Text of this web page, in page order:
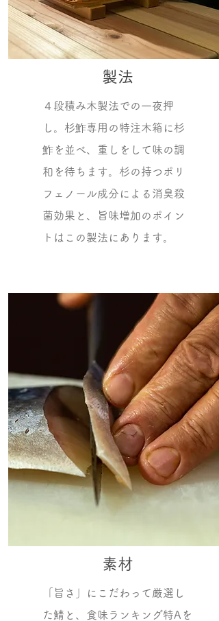
​製法
４段積み木製法での一夜押
し。杉鮓専用の特注木箱に杉
鮓を並べ、重しをして味の調
和を待ちます。杉の持つポリ
フェノール成分による消臭殺
菌効果と、旨味増加のポイン
トはこの製法にあります。
素材
「旨さ」にこだわって厳選し
た鯖と、食味ランキング特Aを